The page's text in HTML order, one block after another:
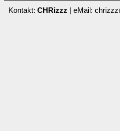
Kontakt: CHRizzz | eMail: